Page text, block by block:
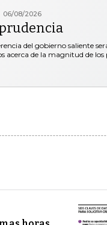
06/08/2026
del gobierno saliente
acerca de la magnitud de